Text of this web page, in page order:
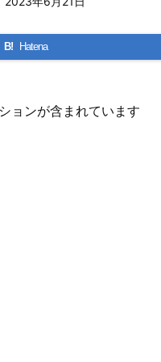
B! Hatena
ョンが含まれています